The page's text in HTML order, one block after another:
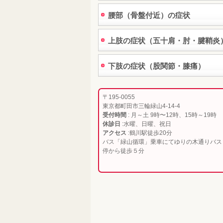
腰部（骨盤付近）の症状
上肢の症状（五十肩・肘・腱鞘炎
下肢の症状（股関節・膝痛）
〒195-0055
東京都町田市三輪緑山4-14-4
受付時間 : 月～土 9時〜12時、15時～19時
休診日 :水曜、日曜、祝日
アクセス :鶴川駅徒歩20分
バス「緑山循環」乗車にてゆりの木通りバス
停から徒歩５分